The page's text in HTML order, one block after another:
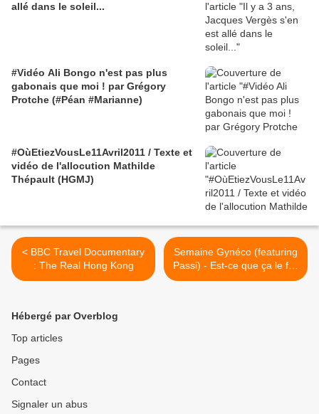
allé dans le soleil...
#Vidéo Ali Bongo n'est pas plus
gabonais que moi ! par Grégory
Protche (#Péan #Marianne)
#OùEtiezVousLe11Avril2011 / Texte et
vidéo de l'allocution Mathilde
Thépault (HGMJ)
< BBC Travel Documentary
: The Real Hong Kong
Semaine Gynéco (featuring
Passi) - Est-ce que ça le fait
? >
Hébergé par Overblog
Top articles
Pages
Contact
Signaler un abus